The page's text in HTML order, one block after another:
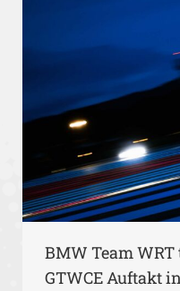
BMW Team
GTWCE Auftakt